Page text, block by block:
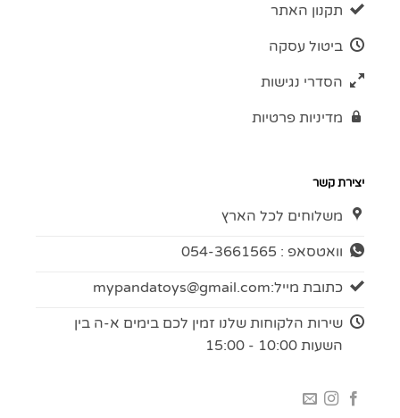
תקנון האתר
ביטול עסקה
הסדרי נגישות
מדיניות פרטיות
יצירת קשר
משלוחים לכל הארץ
וואטסאפ : 054-3661565
כתובת מייל:mypandatoys@gmail.com
שירות הלקוחות שלנו זמין לכם בימים א-ה בין
השעות 10:00 - 15:00